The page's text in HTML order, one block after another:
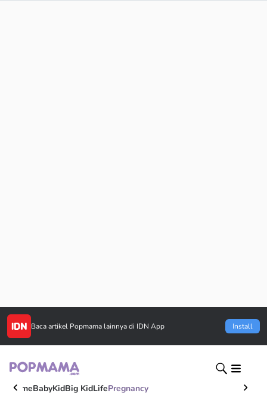
Baca artikel Popmama lainnya di IDN App Install
HomeBabyKidBig KidLifePregnancy